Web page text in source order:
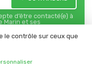
d’être contacté(e) à
Marin et ses
sur Google
le contrôle sur ceux que